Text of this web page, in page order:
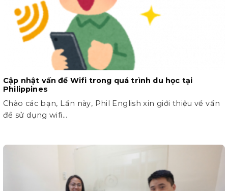
Cập nhật vấn đề Wifi trong quá trình du học tại
Philippines
Chào các bạn, Lần này, Phil English xin giới thiệu về vấn
đề sử dụng wifi...